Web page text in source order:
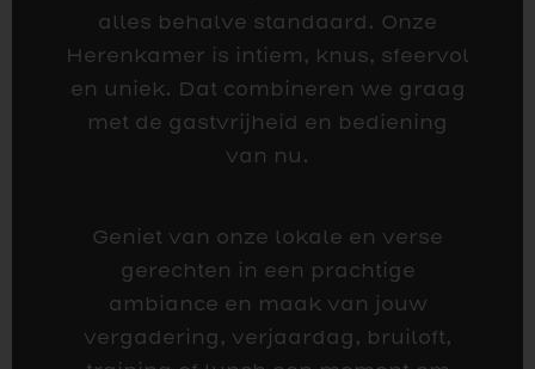
alles behalve standaard. Onze
Herenkamer is intiem, knus, sfeervol
en uniek. Dat combineren we graag
met de gastvrijheid en bediening
van nu.
Geniet van onze lokale en verse
gerechten in een prachtige
ambiance en maak van jouw
vergadering, verjaardag, bruiloft,